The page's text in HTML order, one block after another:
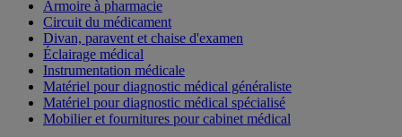
Armoire à pharmacie
Circuit du médicament
Divan, paravent et chaise d'examen
Éclairage médical
Instrumentation médicale
Matériel pour diagnostic médical généraliste
Matériel pour diagnostic médical spécialisé
Mobilier et fournitures pour cabinet médical